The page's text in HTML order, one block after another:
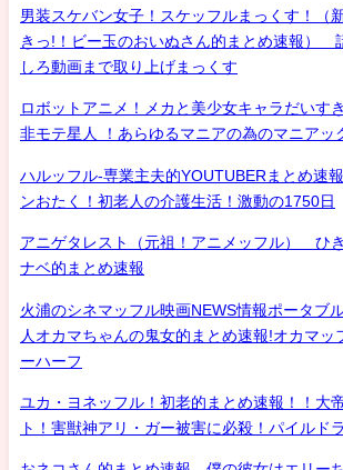
男装スケバン女子！スケッフルまっくす！（
きっ!！ビー玉のおいぬさん的まとめ速報）
しろ動画まで取り上げまっくす
ロボットアニメ！メカと美少女キャラだいす
非モテ星人 ！あらゆるマニアの為のマニアッ
ハルッフル-専業主夫的YOUTUBERまとめ速
ンおたく！初老人の介護生活！激動の1750日
アニゲタレスト（元祖！アニメッフル） ひ
ナベ的まとめ速報
火浦のシネマッフル映画NEWS情報ポータブ
人オカマちゃんの鬼女的まとめ速報!オカマッ
ーハーフ
ユカ・ヨネッフル！初老的まとめ速報！！大
ト！害獣神アリ・ガー被害に必殺！パイルド